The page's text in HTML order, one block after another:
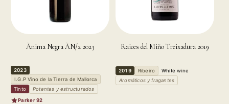
Ànima Negra ÀN/2 2023
2023
I.G.P Vino de la Tierra de Mallorca
Tinto
Potentes y estructurados
Parker 92
Raices del Miño Treixadura 2019
2019 Ribeiro
White wine
Aromáticos y fragantes